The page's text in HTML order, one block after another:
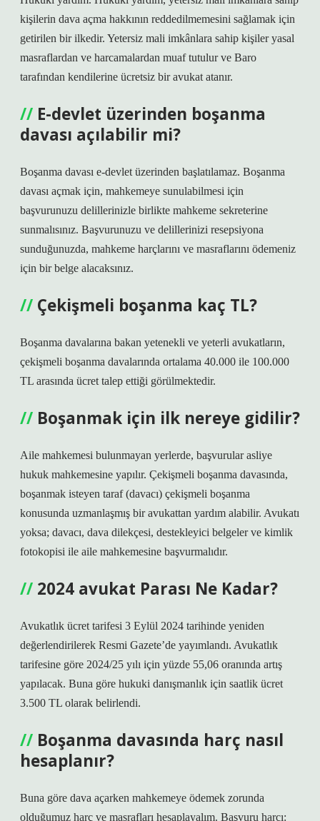
kişilerin dava açma hakkının reddedilmemesini sağlamak için
getirilen bir ilkedir. Yetersiz mali imkânlara sahip kişiler yasal
masraflardan ve harcamalardan muaf tutulur ve Baro
tarafından kendilerine ücretsiz bir avukat atanır.
E-devlet üzerinden boşanma
davası açılabilir mi?
Boşanma davası e-devlet üzerinden başlatılamaz. Boşanma
davası açmak için, mahkemeye sunulabilmesi için
başvurunuzu delillerinizle birlikte mahkeme sekreterine
sunmalısınız. Başvurunuzu ve delillerinizi resepsiyona
sunduğunuzda, mahkeme harçlarını ve masraflarını ödemeniz
için bir belge alacaksınız.
Çekişmeli boşanma kaç TL?
Boşanma davalarına bakan yetenekli ve yeterli avukatların,
çekişmeli boşanma davalarında ortalama 40.000 ile 100.000
TL arasında ücret talep ettiği görülmektedir.
Boşanmak için ilk nereye gidilir?
Aile mahkemesi bulunmayan yerlerde, başvurular asliye
hukuk mahkemesine yapılır. Çekişmeli boşanma davasında,
boşanmak isteyen taraf (davacı) çekişmeli boşanma
konusunda uzmanlaşmış bir avukattan yardım alabilir. Avukatı
yoksa; davacı, dava dilekçesi, destekleyici belgeler ve kimlik
fotokopisi ile aile mahkemesine başvurmalıdır.
2024 avukat Parası Ne Kadar?
Avukatlık ücret tarifesi 3 Eylül 2024 tarihinde yeniden
değerlendirilerek Resmi Gazete’de yayımlandı. Avukatlık
tarifesine göre 2024/25 yılı için yüzde 55,06 oranında artış
yapılacak. Buna göre hukuki danışmanlık için saatlik ücret
3.500 TL olarak belirlendi.
Boşanma davasında harç nasıl
hesaplanır?
Buna göre dava açarken mahkemeye ödemek zorunda
olduğumuz harç ve masrafları hesaplayalım. Başvuru harcı: